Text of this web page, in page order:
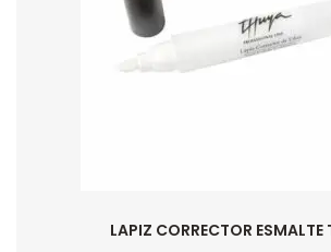
LAPIZ CORRECTOR ESMALTE